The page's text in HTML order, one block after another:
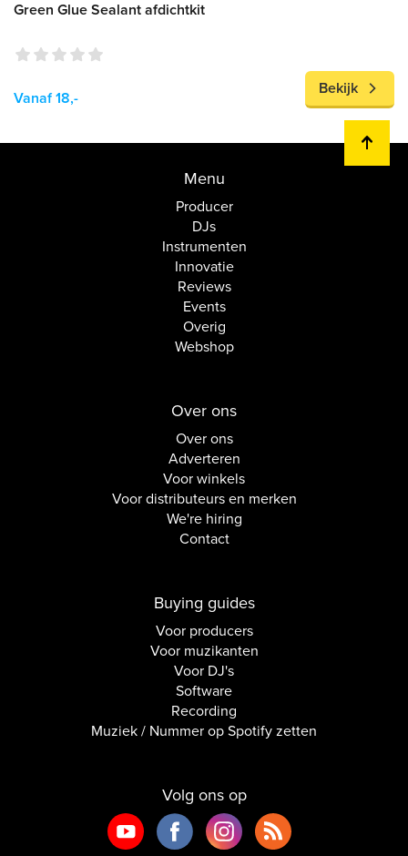
Green Glue Sealant afdichtkit
Vanaf 18,-
Bekijk
Menu
Producer
DJs
Instrumenten
Innovatie
Reviews
Events
Overig
Webshop
Over ons
Over ons
Adverteren
Voor winkels
Voor distributeurs en merken
We're hiring
Contact
Buying guides
Voor producers
Voor muzikanten
Voor DJ's
Software
Recording
Muziek / Nummer op Spotify zetten
Volg ons op